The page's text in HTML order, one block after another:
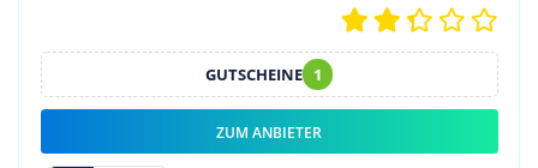
GUTSCHEINE 1
ZUM ANBIETER